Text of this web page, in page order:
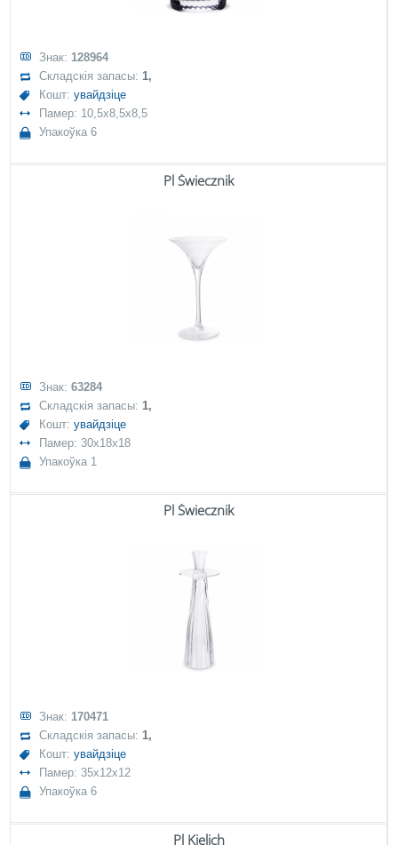
Знак: 128964
Складскія запасы:1,
Кошт:увайдзіце
Памер: 10,5x8,5x8,5
Упакоўка 6
Pl Świecznik
Знак:63284
Складскія запасы:1,
Кошт:увайдзіце
Памер: 30x18x18
Упакоўка 1
Pl Świecznik
Знак: 170471
Складскія запасы:1,
Кошт:увайдзіце
Памер: 35x12x12
Упакоўка 6
Pl Kielich